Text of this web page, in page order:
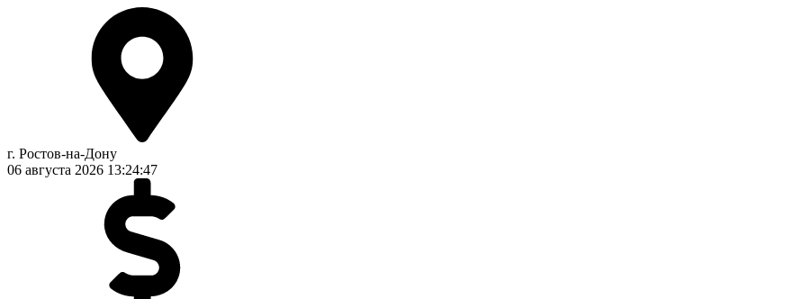
г. Ростов-на-Дону
06 августа 2026 13:24:48